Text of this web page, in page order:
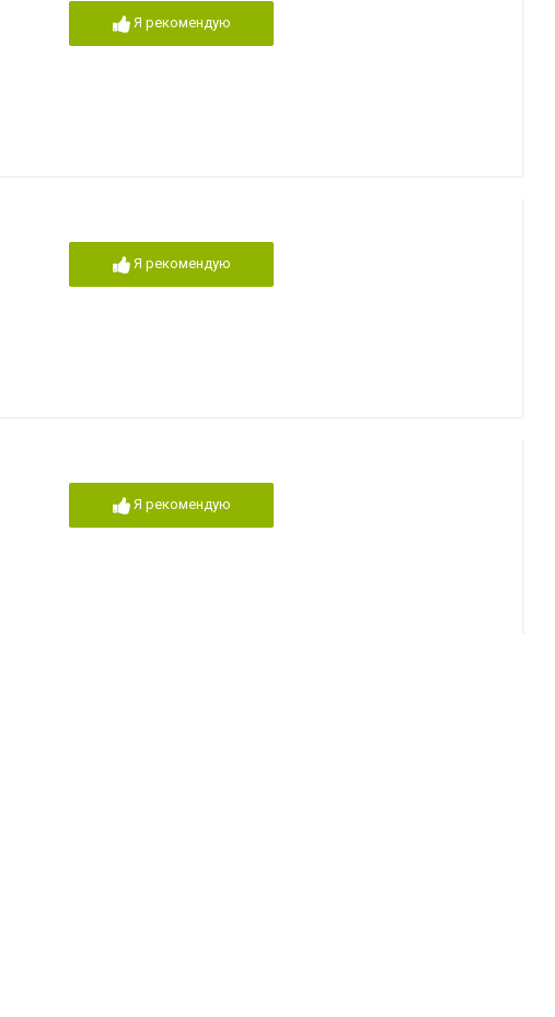
Я рекомендую
Я рекомендую
Я рекомендую